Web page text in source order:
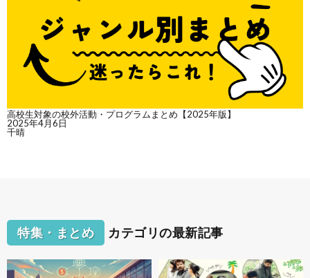
高校生対象の校外活動・プログラムまとめ【2025年版】
2025年4月6日
千晴
特集・まとめ カテゴリの最新記事